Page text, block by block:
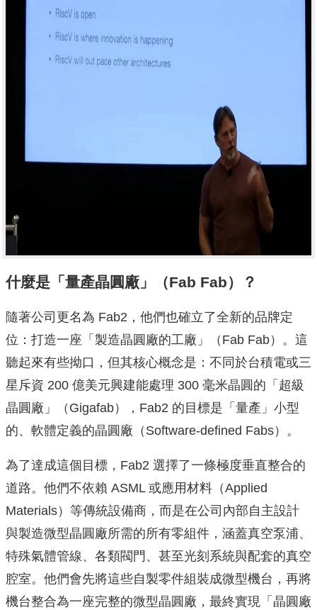
什麼是「量產晶圓廠」（Fab Fab）？
隨著公司更名為 Fab2，他們也確立了全新的品牌定
位：打造一座「製造晶圓廠的工廠」（Fab Fab）。這
聽起來有些拗口，但其核心概念是：不同於台積電或三
星斥資 200 億美元興建能處理 300 毫米晶圓的「超級
晶圓廠」（Gigafab），Fab2 的目標是「量產」小型
的、軟體定義的晶圓廠（Software-defined Fabs）。
為了達成這個目標，Fab2 選擇了一條極度垂直整合的
道路。他們不依賴 ASML 或應用材料（Applied
Materials）等傳統設備商，而是在公司內部自主設計
與製造微型晶圓廠所需的所有零組件，涵蓋真空泵浦、
特殊氣體管線、各類閥門、甚至光刻系統與配套的真空
腔室。他們會先將這些自製零件組裝成微型機台，再將
機台整合為一座完整的微型晶圓廠，最終實現「晶圓廠